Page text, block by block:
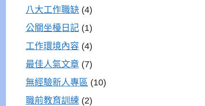
八大工作職缺(4)
公關坐檯日記(1)
工作環境內容 (4)
最佳人氣文章(7)
無經驗新人專區 (10)
職前教育訓練 (2)